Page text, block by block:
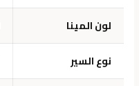
لون المينا
نوع السير